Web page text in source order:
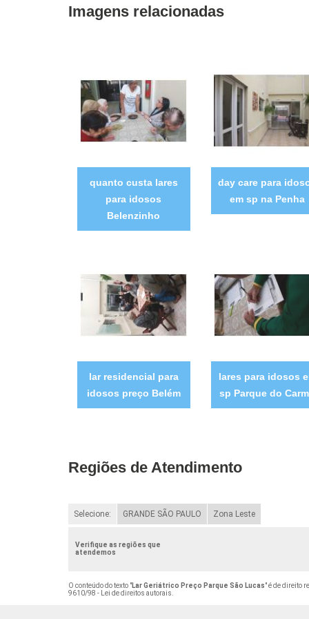
Imagens relacionadas
quanto custa lares
para idosos
Belenzinho
day care para
em sp na Penha
lar residencial para
idosos preço Belém
lares para idosos
sp Parque do
Regiões de Atendimento
Selecione: GRANDE SÃO PAULO Zona Leste
Verifique as regiões que
atendemos
O conteúdo do texto "Lar Geriátrico Preço Parque São Lucas" é de direito
9610/98 - Lei de direitos autorais